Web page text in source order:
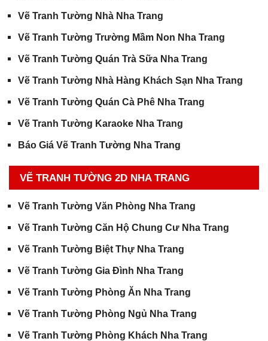
Vẽ Tranh Tường Nhà Nha Trang
Vẽ Tranh Tường Trường Mầm Non Nha Trang
Vẽ Tranh Tường Quán Trà Sữa Nha Trang
Vẽ Tranh Tường Nhà Hàng Khách Sạn Nha Trang
Vẽ Tranh Tường Quán Cà Phê Nha Trang
Vẽ Tranh Tường Karaoke Nha Trang
Báo Giá Vẽ Tranh Tường Nha Trang
VẼ TRANH TƯỜNG 2D NHA TRANG
Vẽ Tranh Tường Văn Phòng Nha Trang
Vẽ Tranh Tường Căn Hộ Chung Cư Nha Trang
Vẽ Tranh Tường Biệt Thự Nha Trang
Vẽ Tranh Tường Gia Đình Nha Trang
Vẽ Tranh Tường Phòng Ăn Nha Trang
Vẽ Tranh Tường Phòng Ngủ Nha Trang
Vẽ Tranh Tường Phòng Khách Nha Trang